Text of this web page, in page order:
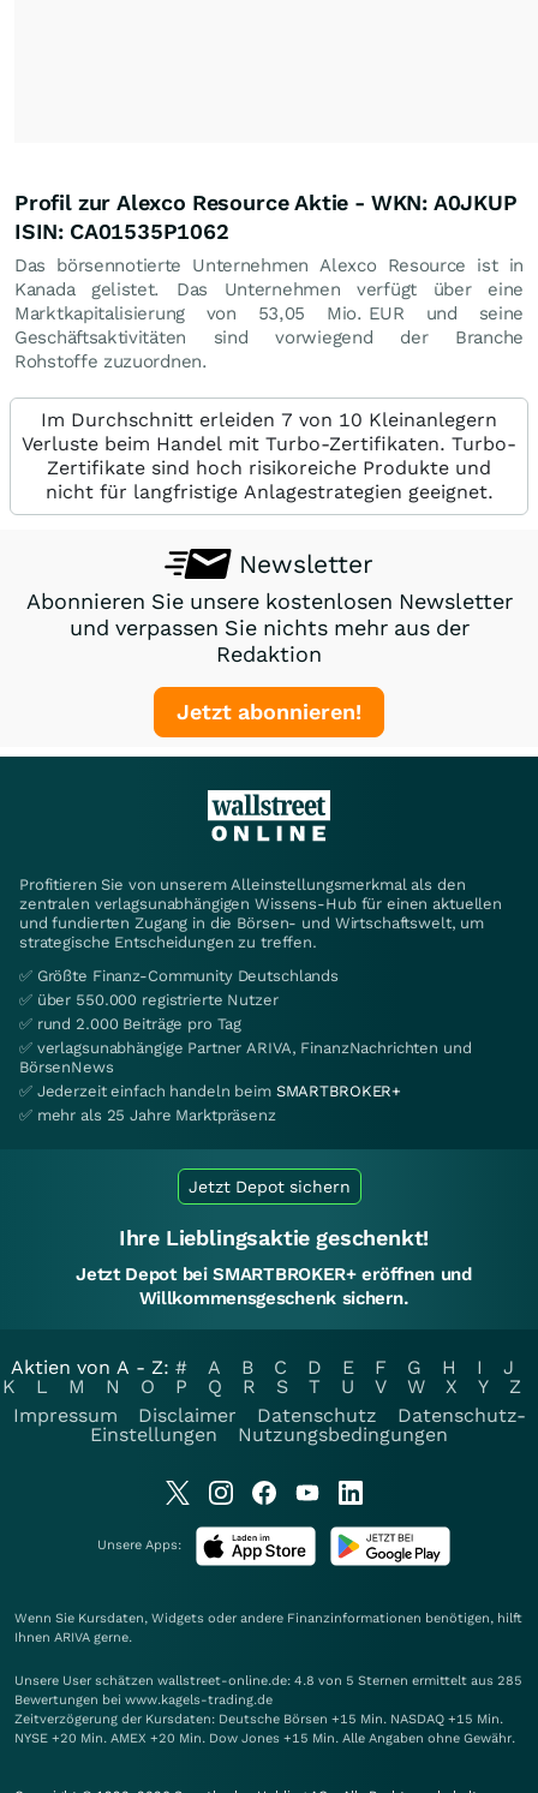
Profil zur Alexco Resource Aktie - WKN: A0JKUP
ISIN: CA01535P1062
Das börsennotierte Unternehmen Alexco Resource ist in
Kanada gelistet. Das Unternehmen verfügt über eine
Marktkapitalisierung von 53,05 Mio. EUR und seine
Geschäftsaktivitäten sind vorwiegend der Branche
Rohstoffe zuzuordnen.
Im Durchschnitt erleiden 7 von 10 Kleinanlegern
Verluste beim Handel mit Turbo-Zertifikaten. Turbo-
Zertifikate sind hoch risikoreiche Produkte und
nicht für langfristige Anlagestrategien geeignet.
Newsletter
Abonnieren Sie unsere kostenlosen Newsletter
und verpassen Sie nichts mehr aus der
Redaktion
Jetzt abonnieren!
Profitieren Sie von unserem Alleinstellungsmerkmal als den
zentralen verlagsunabhängigen Wissens-Hub für einen aktuellen
und fundierten Zugang in die Börsen- und Wirtschaftswelt, um
strategische Entscheidungen zu treffen.
✅ Größte Finanz-Community Deutschlands
✅ über 550.000 registrierte Nutzer
✅ rund 2.000 Beiträge pro Tag
✅ verlagsunabhängige Partner ARIVA, FinanzNachrichten und
BörsenNews
✅ Jederzeit einfach handeln beim SMARTBROKER+
✅ mehr als 25 Jahre Marktpräsenz
Jetzt Depot sichern
Ihre Lieblingsaktie geschenkt!
Jetzt Depot bei SMARTBROKER+ eröffnen und
Willkommensgeschenk sichern.
Aktien von A - Z: # A B C D E F G H I
J
K
L M N O P Q R S T U V W X Y
Z
Impressum
Disclaimer Datenschutz
Datenschutz-
Einstellungen
Nutzungsbedingungen
Unsere Apps:
Wenn Sie Kursdaten, Widgets oder andere Finanzinformationen benötigen, hilft
Ihnen ARIVA gerne.
Unsere User schätzen wallstreet-online.de: 4.8 von 5 Sternen ermittelt aus 285
Bewertungen bei www.kagels-trading.de
Zeitverzögerung der Kursdaten: Deutsche Börsen +15 Min. NASDAQ +15 Min.
NYSE +20 Min. AMEX +20 Min. Dow Jones +15 Min. Alle Angaben ohne Gewähr.